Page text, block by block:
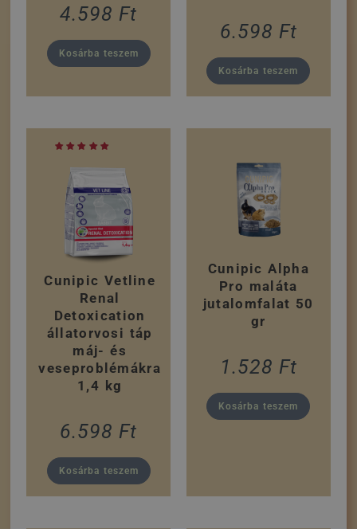
4.598 Ft
Kosárba teszem
6.598 Ft
Kosárba teszem
Cunipic Vetline
Renal
Detoxication
állatorvosi táp
máj- és
veseproblémákra
1,4 kg
6.598 Ft
Kosárba teszem
Cunipic Alpha
Pro maláta
jutalomfalat 50
gr
1.528 Ft
Kosárba teszem